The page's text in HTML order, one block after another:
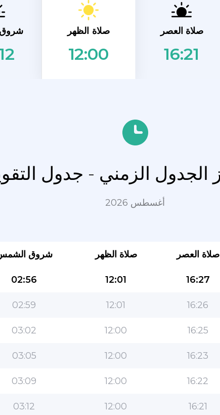
صلاة الظهر
12:00
صلاة العصر
16:21
أغسطس 2026
شروق صلاة الظهر صلاة العصر
02:56 12:01 16:27
02:59 12:01 16:26
03:02 12:00 16:25
03:05 12:00 16:23
03:09 12:00 16:22
03:12 12:00 16:21
التطبيق الأكثر شعبية للمسلمين!
التطبيق الإسلامي الشهير لنمط الحياة ، مع ميزات سهلة